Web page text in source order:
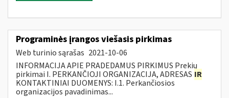
Programinės įrangos viešasis pirkimas
Web turinio sąrašas 2021-10-06
INFORMACIJA APIE PRADEDAMUS PIRKIMUS Prekių
pirkimai I. PERKANČIOJI ORGANIZACIJA, ADRESAS IR
KONTAKTINIAI DUOMENYS: I.1. Perkančiosios
organizacijos pavadinimas...